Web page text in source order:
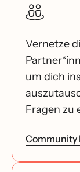
Vernetze
um dich
Fragen zu
Community